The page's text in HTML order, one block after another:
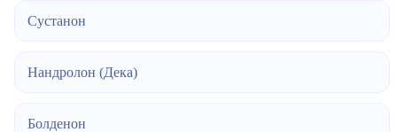
Сустанон
Нандролон (Дека)
Болденон